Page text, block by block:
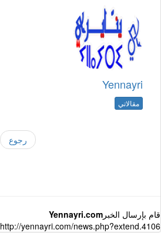
Yennayri
مقالاتي
رجوع
قام بإرسال الخبر Yennayri.com
http://yennayri.com/news.php?extend.4106